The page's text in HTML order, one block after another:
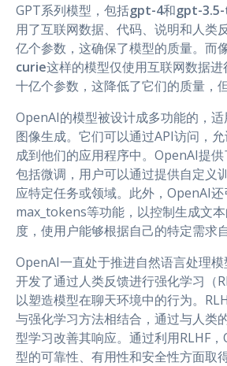
GPT系列模型，包括gpt-4和gpt-
用了互联网数据、代码、说明和人类
亿个参数，这确保了模型的质量。而
curie这样的模型仅使用互联网数据
十亿个参数，这降低了它们的质量，
OpenAI的模型被设计成多功能的，
图像生成。它们可以通过API访问，
成到他们的应用程序中。OpenAI提供
包括微调，用户可以通过提供自定义
应特定任务或领域。此外，OpenAI
max_tokens等功能，以控制生成文
度，使用户能够根据自己的特定需求
OpenAI一直处于推进自然语言处理
开发了通过人类反馈进行强化学习（
以塑造模型在聊天环境中的行为。
与强化学习方法相结合，通过与人类
型学习改善其响应。通过利用RLHF
型的可靠性、有用性和安全性方面取